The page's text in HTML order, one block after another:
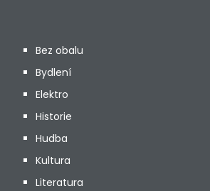
Bez obalu
Bydlení
Elektro
Historie
Hudba
Kultura
Literatura